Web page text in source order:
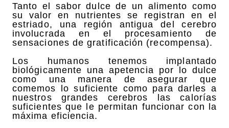
Tanto el sabor dulce de un alimento como
su valor en nutrientes se registran en el
estriado, una región antigua del cerebro
involucrada en el procesamiento de
sensaciones de gratificación (recompensa).
Los humanos tenemos implantado
biológicamente una apetencia por lo dulce
como una manera de asegurar que
comemos lo suficiente como para darles a
nuestros grandes cerebros las calorías
suficientes que le permitan funcionar con la
máxima eficiencia.